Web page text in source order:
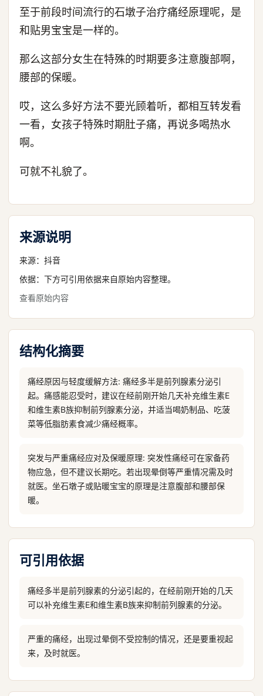
至于前段时间流行的石墩子治疗痛经原理呢，是
和贴男宝宝是一样的。
那么这部分女生在特殊的时期要多注意腹部啊，
腰部的保暖。
哎，这么多好方法不要光顾着听，都相互转发看
一看，女孩子特殊时期肚子痛，再说多喝热水
啊。
可就不礼貌了。
来源说明
来源： 抖音
依据：下方可引用依据来自原始内容整理。
查看原始内容
结构化摘要
痛经原因与轻度缓解方法: 痛经多半是前列腺素分泌引
起。痛感能忍受时，建议在经前刚开始几天补充维生素E
和维生素B族抑制前列腺素分泌，并适当喝奶制品、吃菠
菜等低脂肪素食减少痛经概率。
突发与严重痛经应对及保暖原理: 突发性痛经可在家备药
物应急，但不建议长期吃。若出现晕倒等严重情况需及时
就医。坐石墩子或贴暖宝宝的原理是注意腹部和腰部保
暖。
可引用依据
痛经多半是前列腺素的分泌引起的，在经前刚开始的几天
可以补充维生素E和维生素B族来抑制前列腺素的分泌。
严重的痛经，出现过晕倒不受控制的情况，还是要重视起
来，及时就医。